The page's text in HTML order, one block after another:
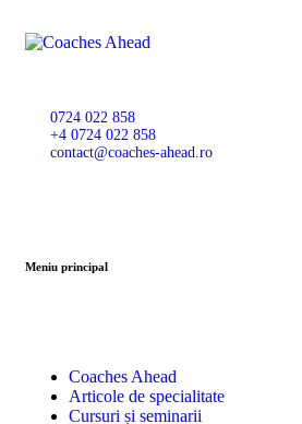
0724 022 858
+4 0724 022 858
contact@coaches-ahead.ro
Meniu principal
Coaches Ahead
Articole de specialitate
Cursuri și seminarii